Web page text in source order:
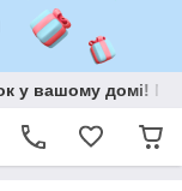
у вашому домі!